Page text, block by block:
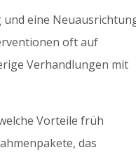
eine
oft auf
Verhandlungen mit
Vorteile früh
das